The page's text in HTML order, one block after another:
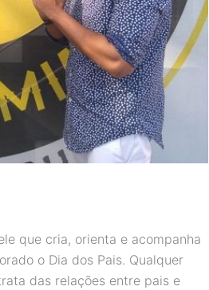
que cria, orienta e acompanha
o Dia dos Pais. Qualquer
das relações entre pais e